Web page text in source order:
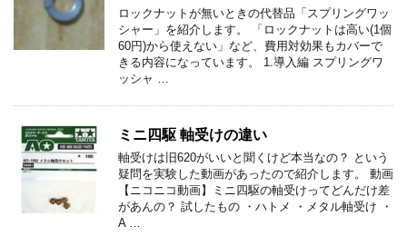
ロックナットが無いときの代替品「スプリングワッ
シャー」を紹介します。 「ロックナットは高い(1個
60円)から使えない」など、費用対効果もカバーで
きる内容になっています。 1.導入編 スプリングワ
ッシャ …
ミニ四駆 軸受けの違い
軸受けは旧620がいいと聞くけど本当なの？ という
疑問を実験した動画があったので紹介します。 動画
【ニコニコ動画】ミニ四駆の軸受けってどんだけ差
があんの？ 試したもの ・ハトメ ・メタル軸受け ・
A …